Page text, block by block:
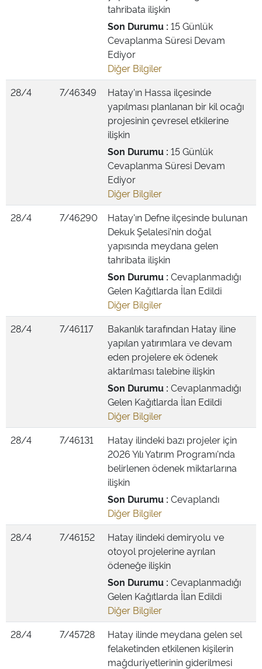
tahribata ilişkin
Son Durumu : 15 Günlük
Cevaplanma Süresi Devam
Ediyor
Diğer Bilgiler
28/4
7/46349
Hatay'ın Hassa ilçesinde
yapılması planlanan bir kil ocağı
projesinin çevresel etkilerine
ilişkin
Son Durumu : 15 Günlük
Cevaplanma Süresi Devam
Ediyor
Diğer Bilgiler
28/4
7/46290
Hatay'ın Defne ilçesinde bulunan
Dekuk Şelalesi'nin doğal
yapısında meydana gelen
tahribata ilişkin
Son Durumu : Cevaplanmadığı
Gelen Kağıtlarda İlan Edildi
Diğer Bilgiler
28/4
7/46117
Bakanlık tarafından Hatay iline
yapılan yatırımlara ve devam
eden projelere ek ödenek
aktarılması talebine ilişkin
Son Durumu : Cevaplanmadığı
Gelen Kağıtlarda İlan Edildi
Diğer Bilgiler
28/4
7/46131
Hatay ilindeki bazı projeler için
2026 Yılı Yatırım Programı'nda
belirlenen ödenek miktarlarına
ilişkin
Son Durumu : Cevaplandı
Diğer Bilgiler
28/4
7/46152
Hatay ilindeki demiryolu ve
otoyol projelerine ayrılan
ödeneğe ilişkin
Son Durumu : Cevaplanmadığı
Gelen Kağıtlarda İlan Edildi
Diğer Bilgiler
28/4
7/45728
Hatay ilinde meydana gelen sel
felaketinden etkilenen kişilerin
mağduriyetlerinin giderilmesi